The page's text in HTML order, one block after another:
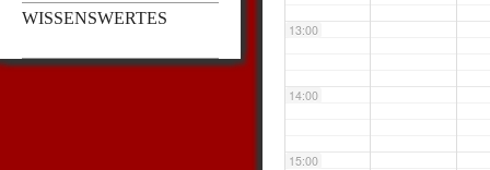
WISSENSWERTES
13:00
14:00
15:00